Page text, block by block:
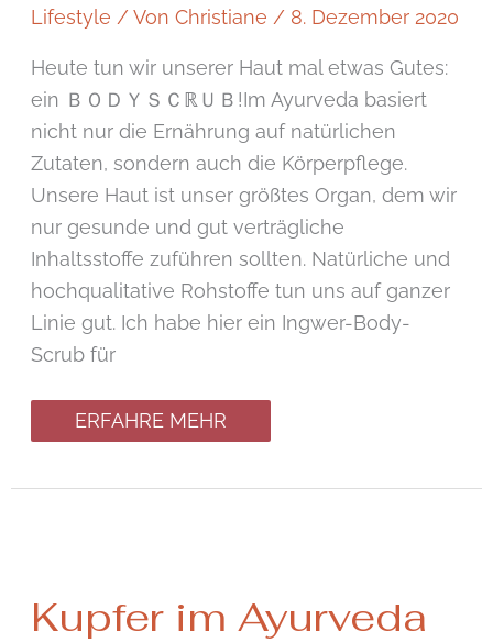
Lifestyle / VonChristiane / 8. Dezember 2020
Heute tun wir unserer Haut mal etwas Gutes:
ein ＢＯＤＹＳＣℝＵＢ!Im Ayurveda basiert
nicht nur die Ernährung auf natürlichen
Zutaten, sondern auch die Körperpflege.
Unsere Haut ist unser größtes Organ, dem wir
nur gesunde und gut verträgliche
Inhaltsstoffe zuführen sollten. Natürliche und
hochqualitative Rohstoffe tun uns auf ganzer
Linie gut. Ich habe hier ein Ingwer-Body-
Scrub für
ERFAHRE MEHR
Kupfer im Ayurveda
Kupfer
im